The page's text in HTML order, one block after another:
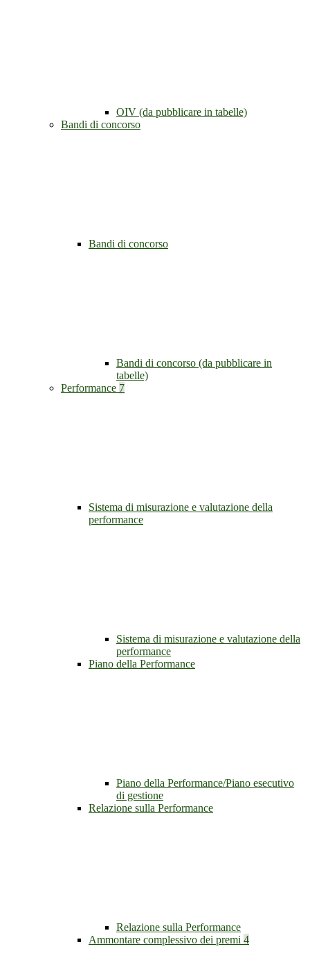
OIV (da pubblicare in tabelle)
Bandi di concorso
Bandi di concorso
Bandi di concorso (da pubblicare in
tabelle)
Performance 7
Sistema di misurazione e valutazione della
performance
Sistema di misurazione e valutazione della
performance
Piano della Performance
Piano della Performance/Piano esecutivo
di gestione
Relazione sulla Performance
Relazione sulla Performance
Ammontare complessivo dei premi 4